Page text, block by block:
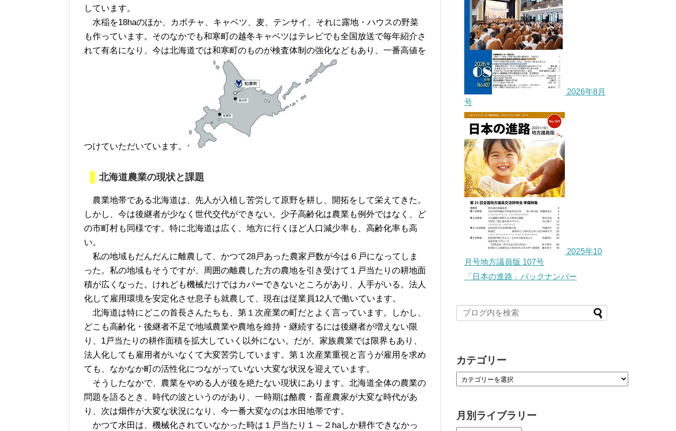
しています。
水稲を18‌haのほか、カボチャ、キャベツ、麦、テンサイ、それに露地・ハウスの野菜
も作っています。そのなかでも和寒町の越冬キャベツはテレビでも全国放送で毎年紹介さ
れて有名になり、今は北海道では和寒町のものが検査体制の強化などもあり、一番高値を
つけていただいています。
北海道農業の現状と課題
農業地帯である北海道は、先人が入植し苦労して原野を耕し、開拓をして栄えてきた。
しかし、今は後継者が少なく世代交代ができない。少子高齢化は農業も例外ではなく、ど
の市町村も同様です。特に北海道は広く、地方に行くほど人口減少率も、高齢化率も高
い。
私の地域もだんだんに離農して、かつて28戸あった農家戸数が今は６戸になってしま
った。私の地域もそうですが、周囲の離農した方の農地を引き受けて１戸当たりの耕地面
積が広くなった。けれども機械だけではカバーできないところがあり、人手がいる。法人
化して雇用環境を安定化させ息子も就農して、現在は従業員12人で働いています。
北海道は特にどこの首長さんたちも、第１次産業の町だとよく言っています。しかし、
どこも高齢化・後継者不足で地域農業や農地を維持・継続するには後継者が増えない限
り、1戸当たりの耕作面積を拡大していく以外にない。だが、家族農業では限界もあり、
法人化しても雇用者がいなくて大変苦労しています。第１次産業重視と言うが雇用を求め
ても、なかなか町の活性化につながっていない大変な状況を迎えています。
そうしたなかで、農業をやめる人が後を絶たない現状にあります。北海道全体の農業の
問題を語るとき、時代の波というのがあり、一時期は酪農・畜産農家が大変な時代があ
り、次は畑作が大変な状況になり、今一番大変なのは水田地帯です。
かつて水田は、機械化されていなかった時は１戸当たり１～２haしか耕作できなかっ
2026年8月
号
2025年10
月号地方議員版 107号
「日本の進路」バックナンバー
カテゴリー
月別ライブラリー